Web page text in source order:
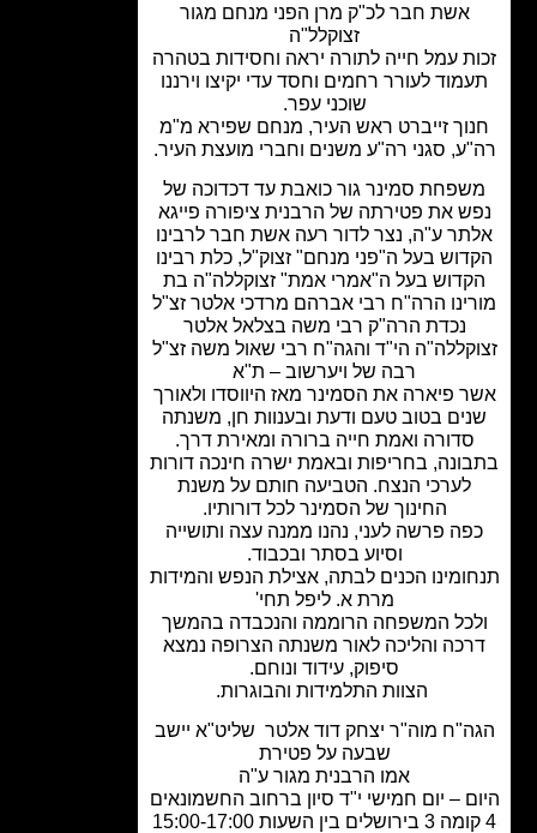
אשת חבר לכ"ק מרן הפני מנחם מגור
זצוקלל"ה
עמל חייה לתורה יראה וחסידות בטהרה
לעורר רחמים וחסד עדי יקיצו וירננו
שוכני עפר.
זייברט ראש העיר, מנחם שפירא מ"מ
סגני רה"ע משנים וחברי מועצת העיר.
סמינר גור כואבת עד דכדוכה של
את פטירתה של הרבנית ציפורה פייגא
ע"ה, נצר לדור רעה אשת חבר לרבינו
בעל ה"פני מנחם" זצוק"ל, כלת רבינו
בעל ה"אמרי אמת" זצוקללה"ה בת
הרה"ח רבי אברהם מרדכי אלטר זצ"ל
נכדת הרה"ק רבי משה בצלאל אלטר
הי"ד והגה"ח רבי שאול משה זצ"ל
רבה של ויערשוב – ת"א
פיארה את הסמינר מאז היווסדו ולאורך
בטוב טעם ודעת ובענוות חן, משנתה
סדורה ואמת חייה ברורה ומאירת דרך.
בחריפות ובאמת ישרה חינכה דורות
לערכי הנצח. הטביעה חותם על משנת
החינוך של הסמינר לכל דורותיו.
פרשה לעני, נהנו ממנה עצה ותושייה
וסיוע בסתר ובכבוד.
הכנים לבתה, אצילת הנפש והמידות
מרת א. ליפל תחי'
המשפחה הרוממה והנכבדה בהמשך
והליכה לאור משנתה הצרופה נמצא
סיפוק, עידוד ונוחם.
הצוות התלמידות והבוגרות.
מוה"ר יצחק דוד אלטר שליט"איישב
שבעה על פטירת
אמו הרבנית מגור ע"ה
– יום חמישי י"ד סיון ברחוב החשמונאים